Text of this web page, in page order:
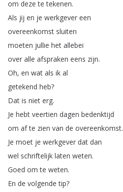
om deze te tekenen.
Als jij en je werkgever een
overeenkomst sluiten
moeten jullie het allebei
over alle afspraken eens zijn.
Oh, en wat als ik al
getekend heb?
Dat is niet erg.
Je hebt veertien dagen bedenktijd
om af te zien van de overeenkomst.
Je moet je werkgever dat dan
wel schriftelijk laten weten.
Goed om te weten.
En de volgende tip?